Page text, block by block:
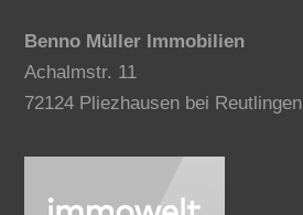
Benno Müller Immobilien
Achalmstr. 11
72124 Pliezhausen bei Reutlingen